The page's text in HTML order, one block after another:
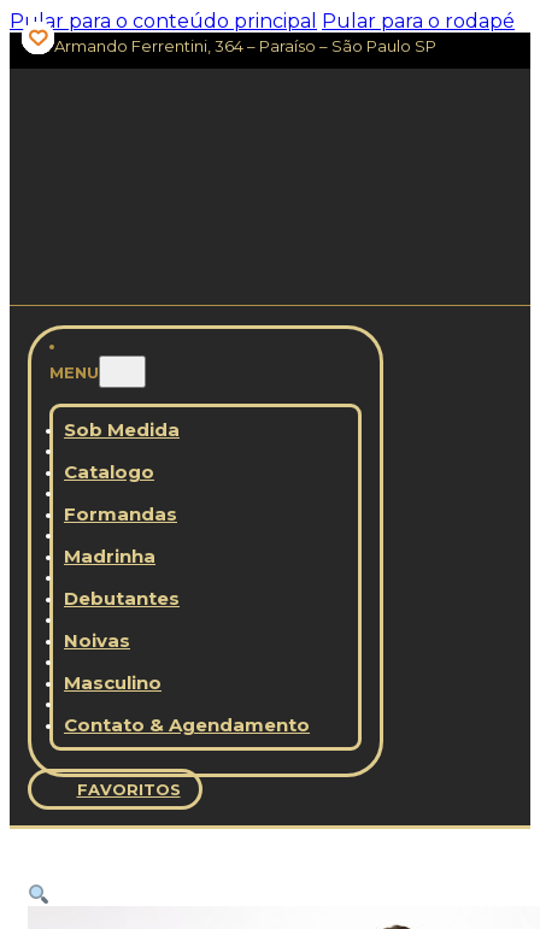
Pular para o conteúdo principal Pular para o rodapé
Av. Armando Ferrentini, 364 – Paraíso – São Paulo SP
MENU
Sob Medida
Catalogo
Formandas
Madrinha
Debutantes
Noivas
Masculino
Contato & Agendamento
FAVORITOS